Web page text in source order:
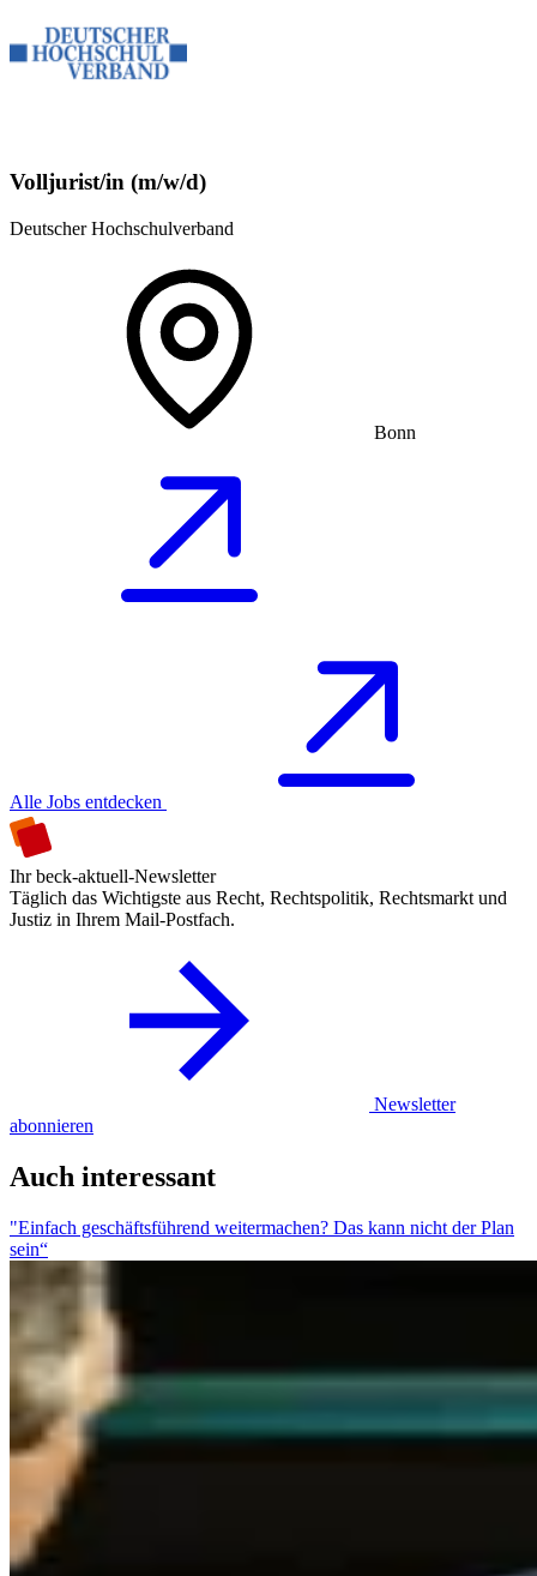
Volljurist/in (m/w/d)
Deutscher Hochschulverband
Bonn
Alle Jobs entdecken
Ihr beck-aktuell-Newsletter
Täglich das Wichtigste aus Recht, Rechtspolitik, Rechtsmarkt und
Justiz in Ihrem Mail-Postfach.
Newsletter
abonnieren
Auch interessant
"Einfach geschäftsführend weitermachen? Das kann nicht der Plan
sein“